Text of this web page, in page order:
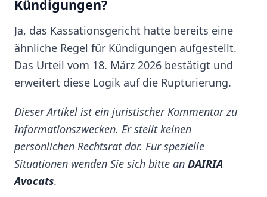
Kündigungen?
Ja, das Kassationsgericht hatte bereits eine
ähnliche Regel für Kündigungen aufgestellt.
Das Urteil vom 18. März 2026 bestätigt und
erweitert diese Logik auf die Rupturierung.
Dieser Artikel ist ein juristischer Kommentar zu
Informationszwecken. Er stellt keinen
persönlichen Rechtsrat dar. Für spezielle
Situationen wenden Sie sich bitte an DAIRIA
Avocats.